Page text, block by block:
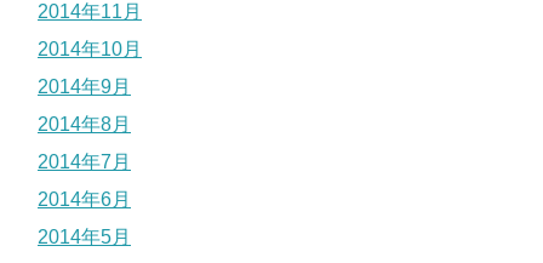
2014年11月
2014年10月
2014年9月
2014年8月
2014年7月
2014年6月
2014年5月